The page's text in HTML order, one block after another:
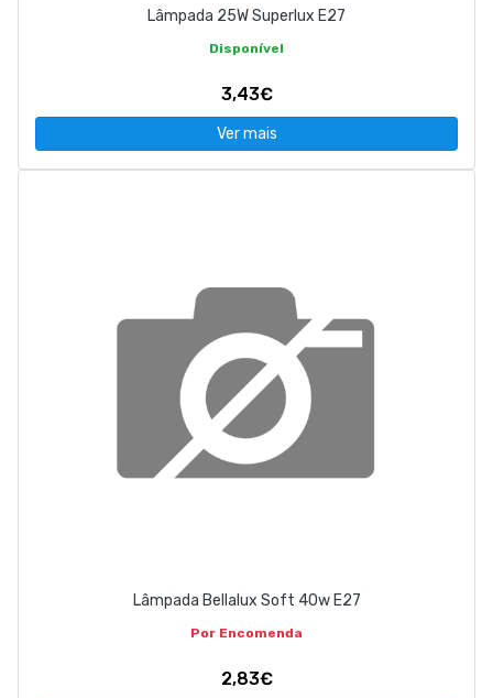
Lâmpada 25W Superlux E27
Disponível
3,43€
Ver mais
Lâmpada Bellalux Soft 40w E27
Por Encomenda
2,83€